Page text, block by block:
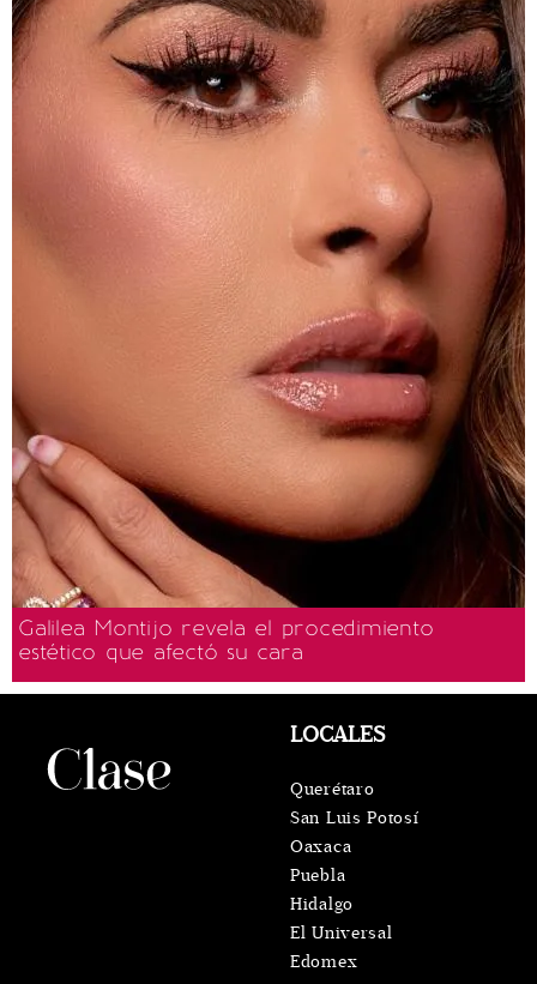
Galilea Montijo revela el procedimiento
estético que afectó su cara
LOCALES
Querétaro
San Luis Potosí
Oaxaca
Puebla
Hidalgo
El Universal
Edomex